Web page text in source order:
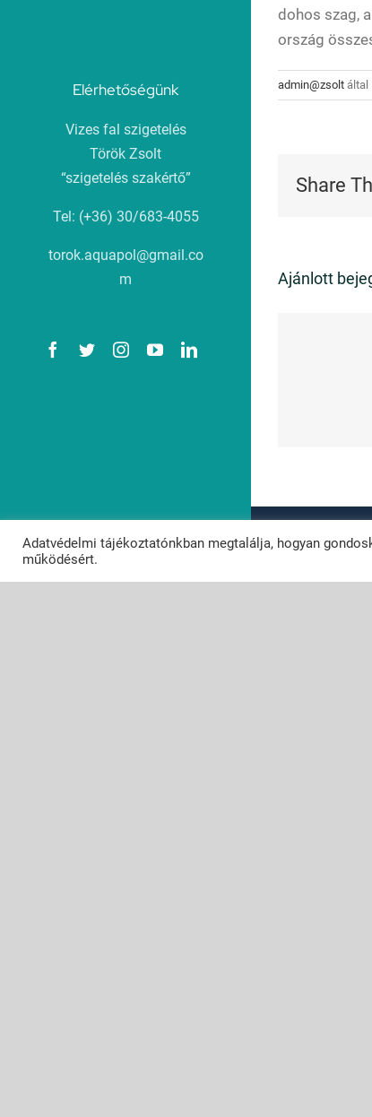
Elérhetőségünk
Vizes fal szigetelés
Török Zsolt
“szigetelés szakértő”
Tel: (+36) 30/683-4055
torok.aquapol@gmail.co
m
Facebook
TwitterInstagram
YouTubeLinkedIn
dohos szag,
ország
admin@zsolt által
Share
Ajánlott
©
Adatvédelmi tájékoztatónkban megtalálja, hogyan
működésért.